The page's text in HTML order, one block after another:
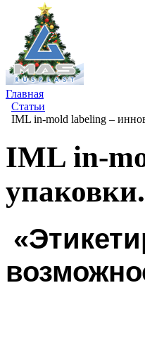
Главная
Статьи
IML in-mold labeling –
IML in-
упаковки.